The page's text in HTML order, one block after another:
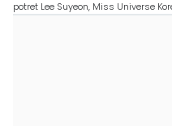
potret Lee Suyeon, Miss Universe